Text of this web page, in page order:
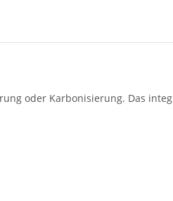
oder Karbonisierung. Das